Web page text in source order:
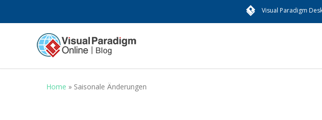
Visual Paradigm
Home » Saisonale Änderungen